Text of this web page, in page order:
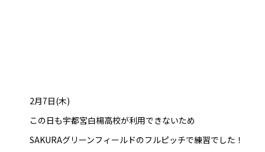
2月7日(木)
この日も宇都宮白楊高校が利用できないため
SAKURAグリーンフィールドのフルピッチで練習でした！